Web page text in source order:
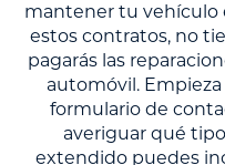
mantener tu vehículo
estos contratos, no
pagarás las
automóvil.
formulario de
averiguar qué
extendido puedes